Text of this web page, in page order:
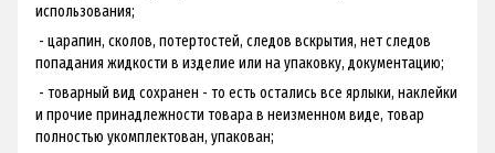
использования;
- царапин, сколов, потертостей, следов вскрытия, нет следов
попадания жидкости в изделие или на упаковку, документацию;
- товарный вид сохранен - ​​то есть остались все ярлыки, наклейки
и прочие принадлежности товара в неизменном виде, товар
полностью укомплектован, упакован;